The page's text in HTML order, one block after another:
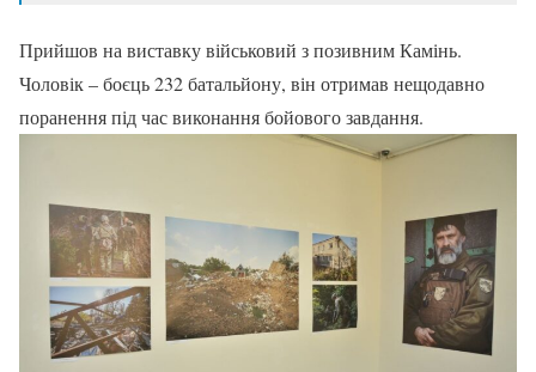
Прийшов на виставку військовий з позивним Камінь.
Чоловік – боєць 232 батальйону, він отримав нещодавно
поранення під час виконання бойового завдання.